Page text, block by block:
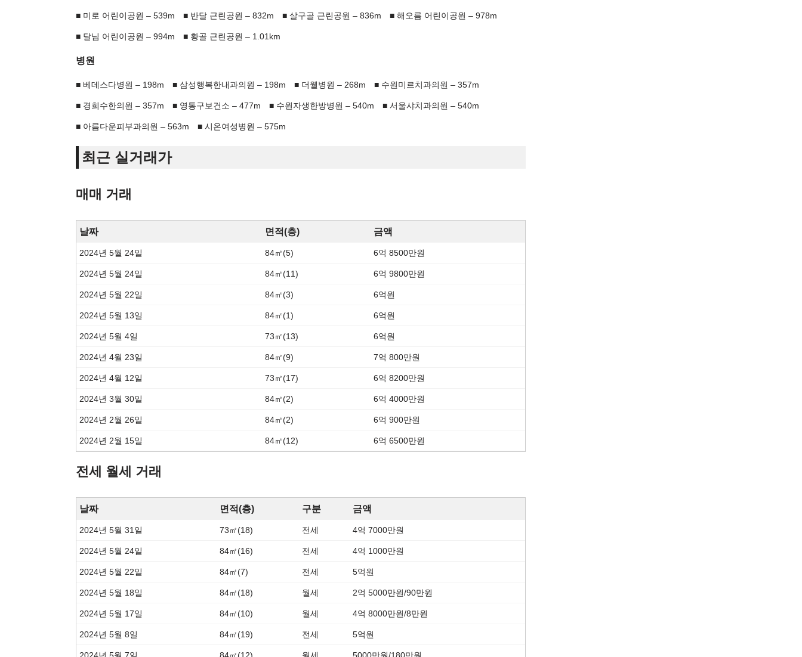
미로 어린이공원 – 539m 반달 근린공원 – 832m 살구골 근린공원 – 836m 해오름 어린이공원 – 978m
달님 어린이공원 – 994m 황골 근린공원 – 1.01km
병원
베데스다병원 – 198m 삼성행복한내과의원 – 198m 더웰병원 – 268m 수원미르치과의원 – 357m
경희수한의원 – 357m 영통구보건소 – 477m 수원자생한방병원 – 540m 서울샤치과의원 – 540m
아름다운피부과의원 – 563m 시온여성병원 – 575m
최근 실거래가
매매 거래
날짜 면적(층) 금액
2024년 5월 24일 84㎡(5) 6억 8500만원
2024년 5월 24일 84㎡(11) 6억 9800만원
2024년 5월 22일 84㎡(3) 6억원
2024년 5월 13일 84㎡(1) 6억원
2024년 5월 4일 73㎡(13) 6억원
2024년 4월 23일 84㎡(9) 7억 800만원
2024년 4월 12일 73㎡(17) 6억 8200만원
2024년 3월 30일 84㎡(2) 6억 4000만원
2024년 2월 26일 84㎡(2) 6억 900만원
2024년 2월 15일 84㎡(12) 6억 6500만원
전세 월세 거래
날짜 면적(층) 구분 금액
2024년 5월 31일 73㎡(18) 전세 4억 7000만원
2024년 5월 24일 84㎡(16) 전세 4억 1000만원
2024년 5월 22일 84㎡(7) 전세 5억원
2024년 5월 18일 84㎡(18) 월세 2억 5000만원/90만원
2024년 5월 17일 84㎡(10) 월세 4억 8000만원/8만원
2024년 5월 8일 84㎡(19) 전세 5억원